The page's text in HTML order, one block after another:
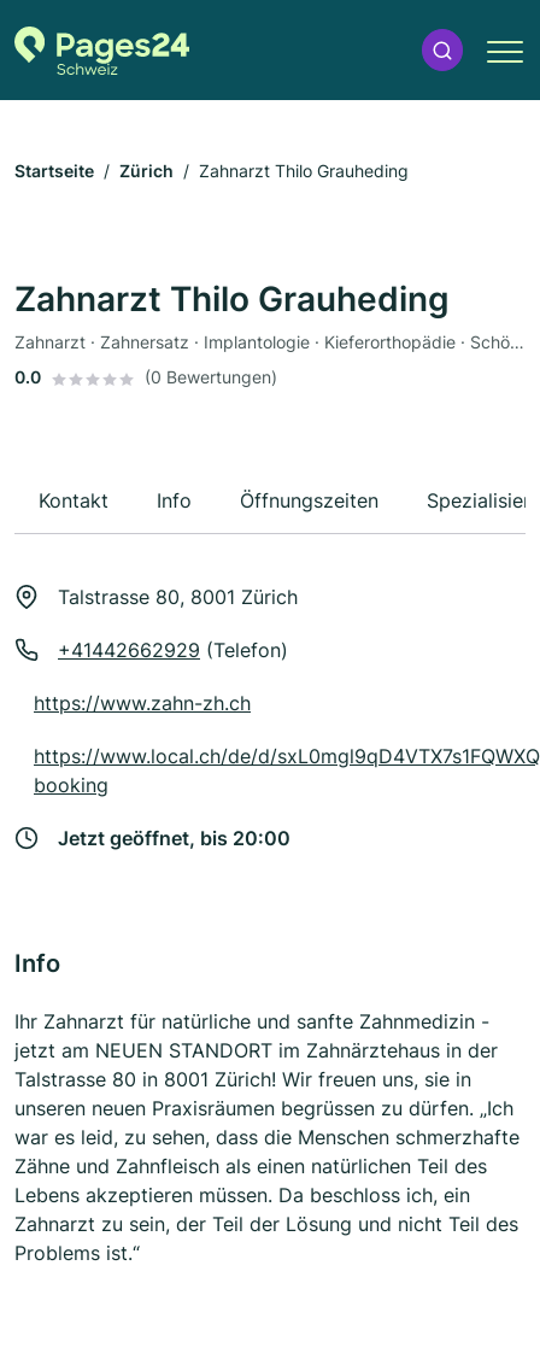
Startseite Zürich Zahnarzt Thilo Grauheding
Zahnarzt Thilo Grauheding
Zahnarzt · Zahnersatz · Implantologie · Kieferorthopädie · Schönheitschirurgie
0.0
(0 Bewertungen)
Kontakt Info Öffnungszeiten
Talstrasse 80, 8001 Zürich
+41442662929 (Telefon)
https://www.zahn-zh.ch
https://www.local.ch/de/d/
booking
Jetzt geöffnet, bis 20:00
Info
Ihr Zahnarzt für natürliche und sanfte Zahnmedizin -
jetzt am NEUEN STANDORT im Zahnärztehaus in der
Talstrasse 80 in 8001 Zürich! Wir freuen uns, sie in
unseren neuen Praxisräumen begrüssen zu dürfen. „Ich
war es leid, zu sehen, dass die Menschen schmerzhafte
Zähne und Zahnfleisch als einen natürlichen Teil des
Lebens akzeptieren müssen. Da beschloss ich, ein
Zahnarzt zu sein, der Teil der Lösung und nicht Teil des
Problems ist.“